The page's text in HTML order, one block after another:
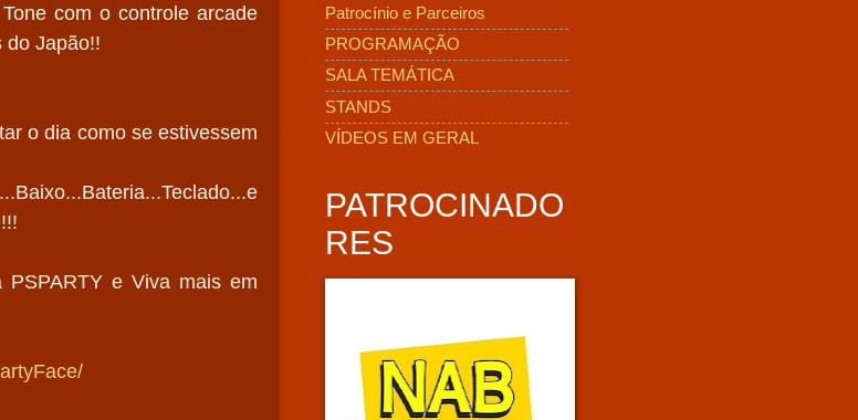
com o controle arcade
do Japão!!
o dia como se estivessem
e Viva mais em
Patrocínio e Parceiros
PROGRAMAÇÃO
SALA TEMÁTICA
STANDS
VÍDEOS EM GERAL
PATROCINADO
RES